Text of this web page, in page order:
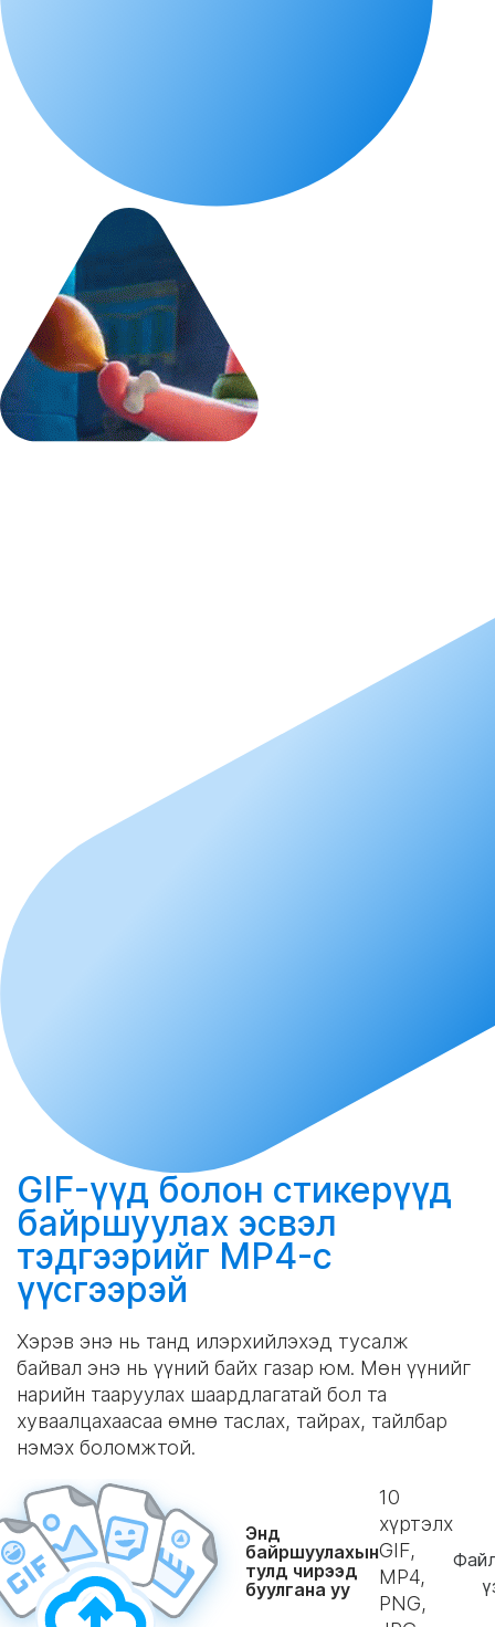
GIF-үүд болон стикерүүд
байршуулах эсвэл
тэдгээрийг MP4-с
үүсгээрэй
Хэрэв энэ нь танд илэрхийлэхэд тусалж
байвал энэ нь үүний байх газар юм. Мөн үүнийг
нарийн тааруулах шаардлагатай бол та
хуваалцахаасаа өмнө таслах, тайрах, тайлбар
нэмэх боломжтой.
Энд
байршуулахын
тулд чирээд
буулгана уу
10
хүртэлх
GIF,
MP4,
PNG,